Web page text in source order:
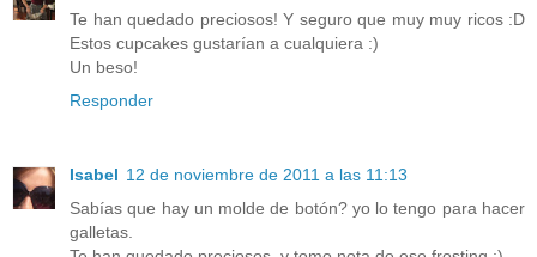
Te han quedado preciosos! Y seguro que muy muy ricos :D
Estos cupcakes gustarían a cualquiera :)
Un beso!
Responder
Isabel 12 de noviembre de 2011 a las 11:13
Sabías que hay un molde de botón? yo lo tengo para hacer
galletas.